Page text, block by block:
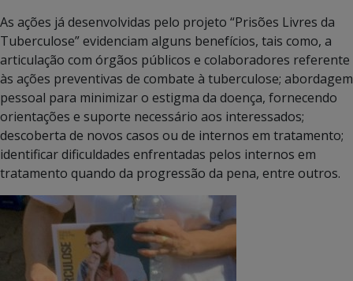
As ações já desenvolvidas pelo projeto “Prisões Livres da
Tuberculose” evidenciam alguns benefícios, tais como, a
articulação com órgãos públicos e colaboradores referente
às ações preventivas de combate à tuberculose; abordagem
pessoal para minimizar o estigma da doença, fornecendo
orientações e suporte necessário aos interessados;
descoberta de novos casos ou de internos em tratamento;
identificar dificuldades enfrentadas pelos internos em
tratamento quando da progressão da pena, entre outros.